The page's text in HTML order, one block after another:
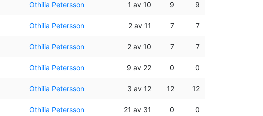
Othilia Petersson 1 av 10 9 9
Othilia Petersson 2 av 11 7 7
Othilia Petersson 2 av 10 7 7
Othilia Petersson 9 av 22 0 0
Othilia Petersson 3 av 12 12 12
Othilia Petersson 21 av 31 0 0